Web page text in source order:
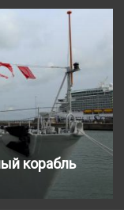
корабль